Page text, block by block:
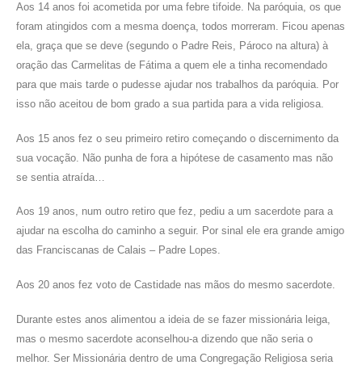
Aos 14 anos foi acometida por uma febre tifoide. Na paróquia, os que
foram atingidos com a mesma doença, todos morreram. Ficou apenas
ela, graça que se deve (segundo o Padre Reis, Pároco na altura) à
oração das Carmelitas de Fátima a quem ele a tinha recomendado
para que mais tarde o pudesse ajudar nos trabalhos da paróquia. Por
isso não aceitou de bom grado a sua partida para a vida religiosa.
Aos 15 anos fez o seu primeiro retiro começando o discernimento da
sua vocação. Não punha de fora a hipótese de casamento mas não
se sentia atraída…
Aos 19 anos, num outro retiro que fez, pediu a um sacerdote para a
ajudar na escolha do caminho a seguir. Por sinal ele era grande amigo
das Franciscanas de Calais – Padre Lopes.
Aos 20 anos fez voto de Castidade nas mãos do mesmo sacerdote.
Durante estes anos alimentou a ideia de se fazer missionária leiga,
mas o mesmo sacerdote aconselhou-a dizendo que não seria o
melhor. Ser Missionária dentro de uma Congregação Religiosa seria